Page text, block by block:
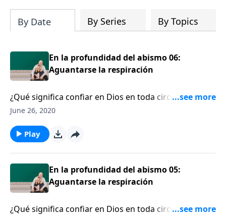
By Date By Series By Topics
En la profundidad del abismo 06:
Aguantarse la respiración
¿Qué significa confiar en Dios en toda circunstancia?
Robert Rogers relata sobre le terrible inundación
Escuche cómo Robert comparte acerca de la fe del
tamaño de una semilla de mostaza y la confianza
tragedia de su familia.
June 26, 2020
Play
En la profundidad del abismo 05:
Aguantarse la respiración
¿Qué significa confiar en Dios en toda circunstancia?